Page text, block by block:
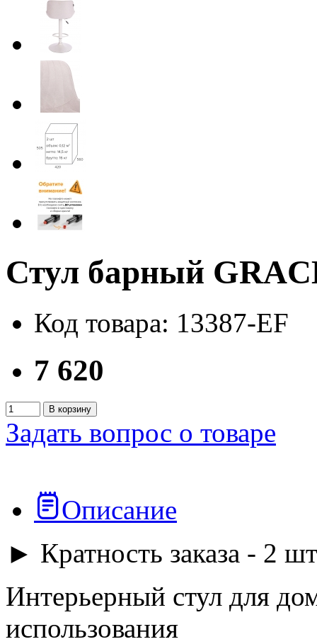
Стул барный
Код товара: 13387-EF
7 620
В корзину
Задать вопрос о товаре
Описание
► Кратность заказа - 2
Интерьерный стул для
использования